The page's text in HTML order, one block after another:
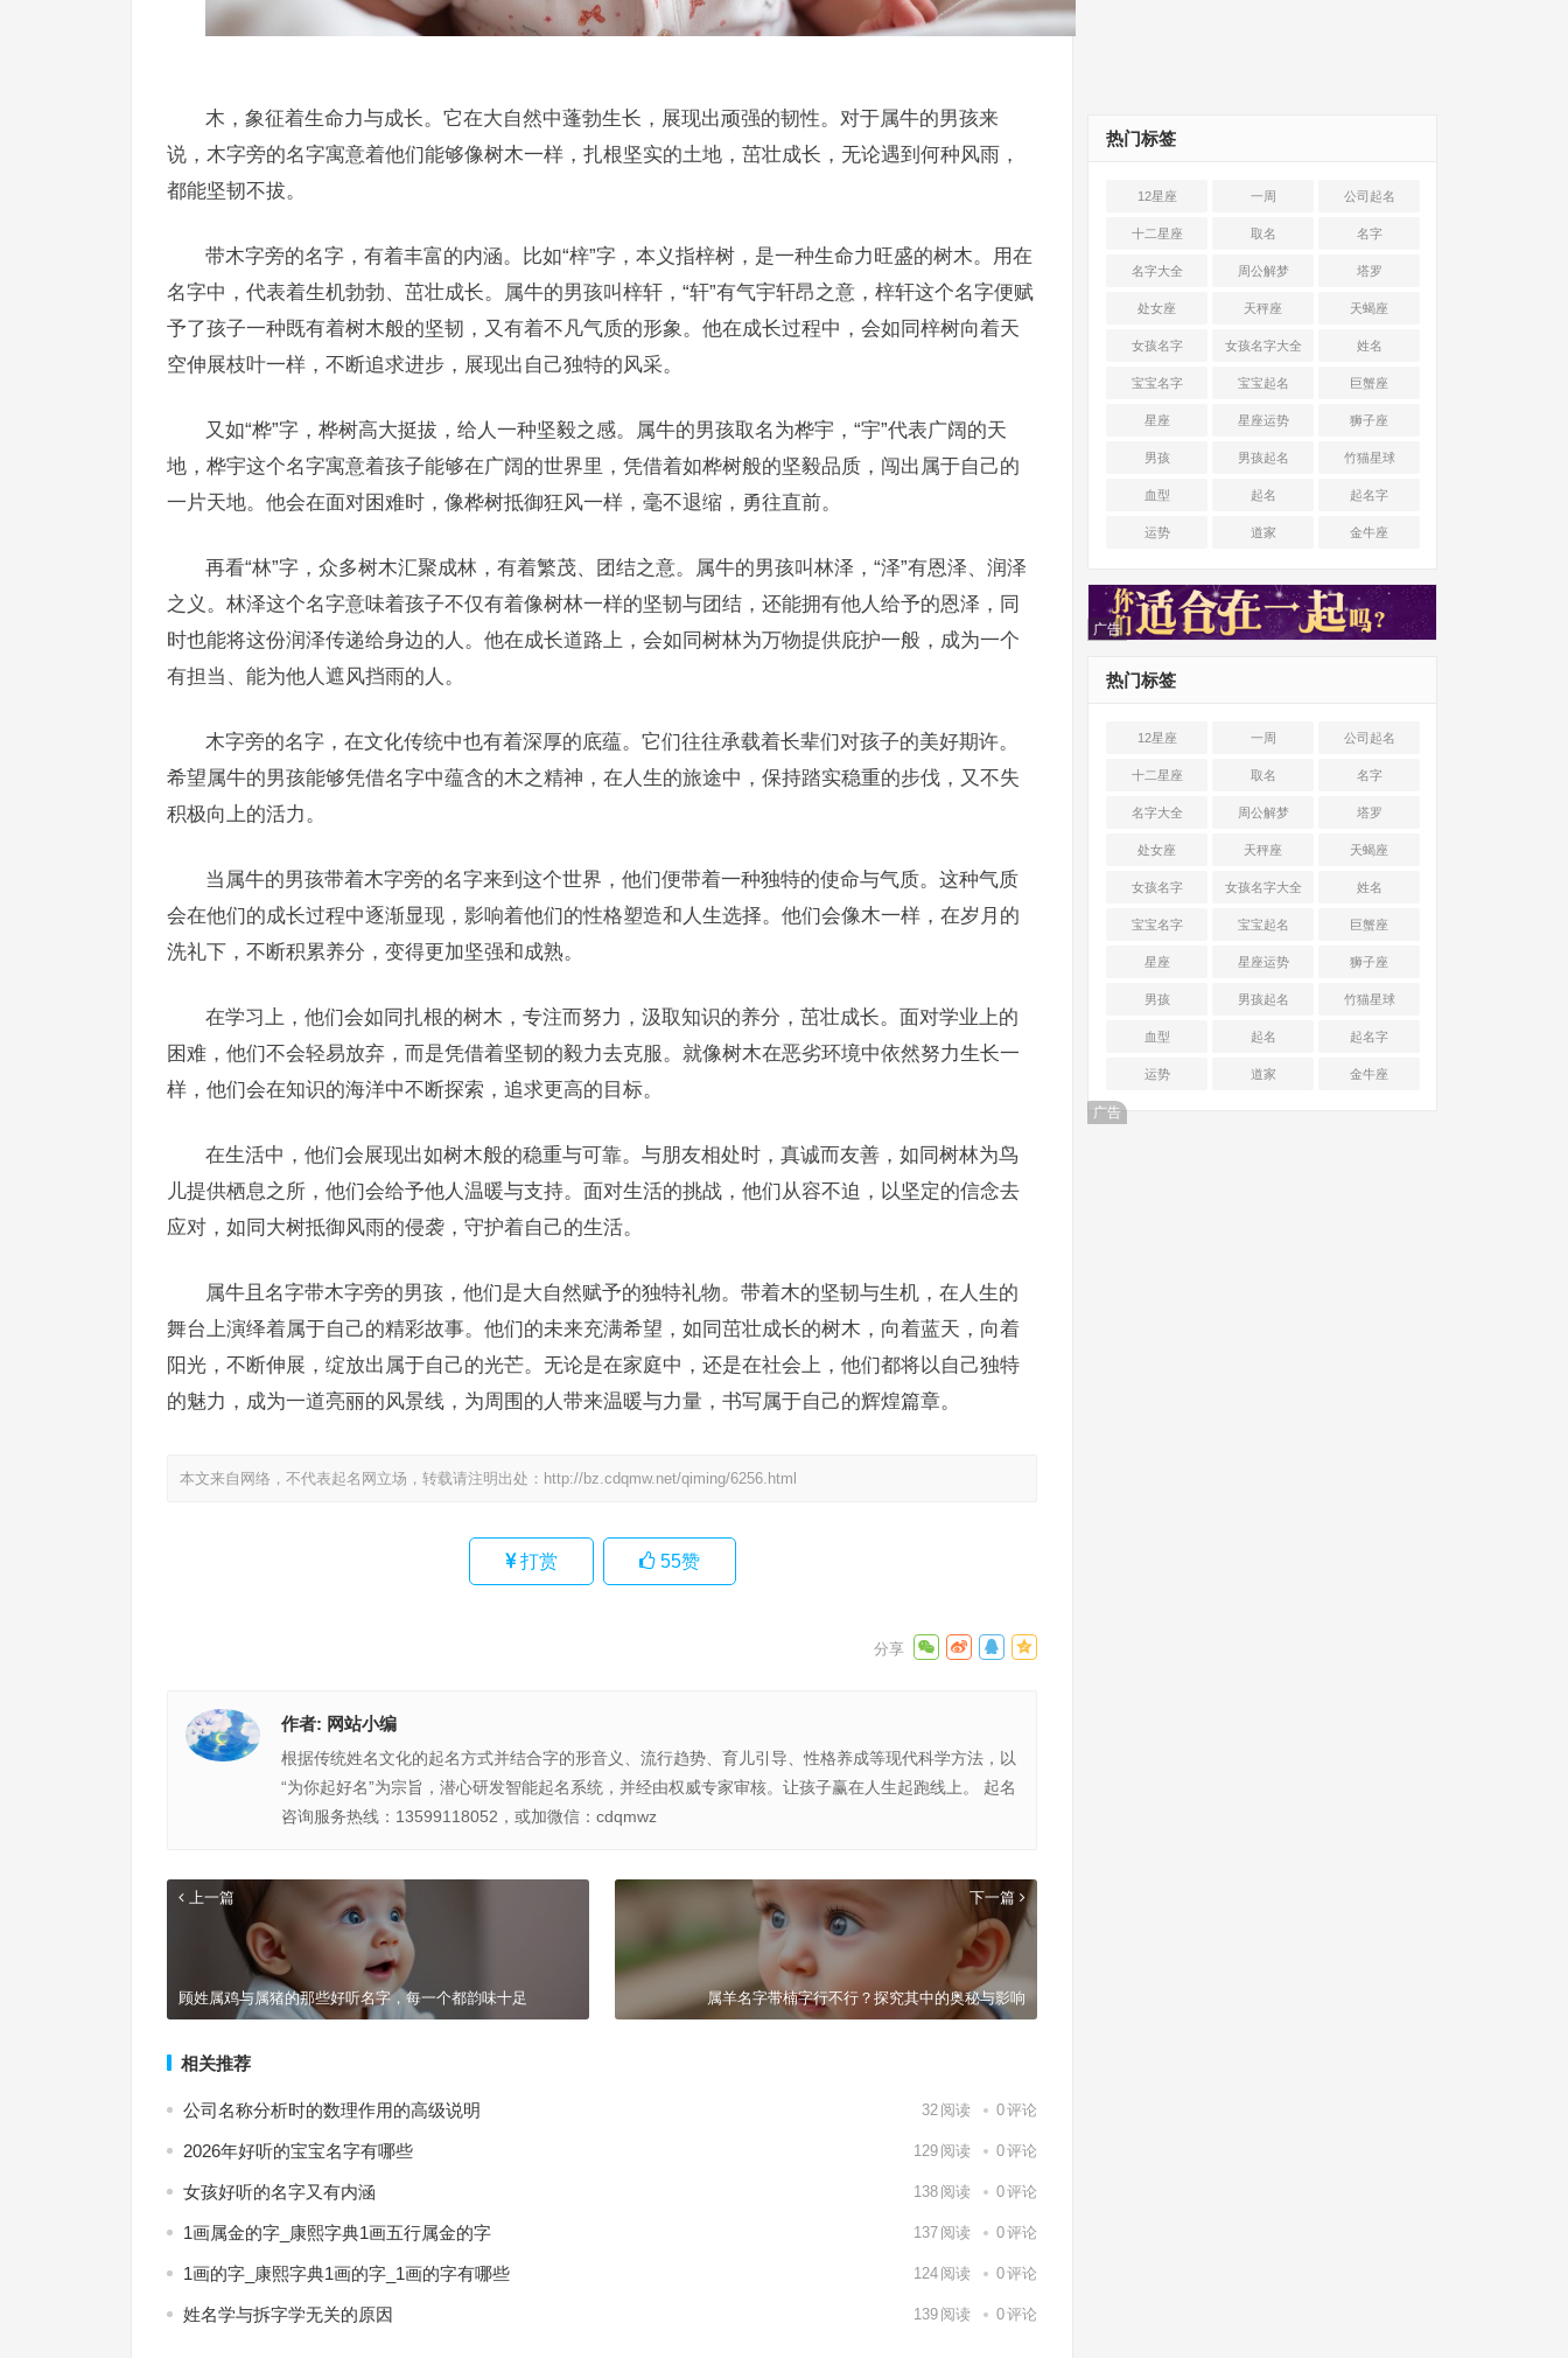
木，象征着生命力与成长。它在大自然中蓬勃生长，展现出顽强的韧性。对于属牛的男孩来
说，木字旁的名字寓意着他们能够像树木一样，扎根坚实的土地，茁壮成长，无论遇到何种风雨，
都能坚韧不拔。
带木字旁的名字，有着丰富的内涵。比如“梓”字，本义指梓树，是一种生命力旺盛的树木。用在
名字中，代表着生机勃勃、茁壮成长。属牛的男孩叫梓轩，“轩”有气宇轩昂之意，梓轩这个名字便赋
予了孩子一种既有着树木般的坚韧，又有着不凡气质的形象。他在成长过程中，会如同梓树向着天
空伸展枝叶一样，不断追求进步，展现出自己独特的风采。
又如“桦”字，桦树高大挺拔，给人一种坚毅之感。属牛的男孩取名为桦宇，“宇”代表广阔的天
地，桦宇这个名字寓意着孩子能够在广阔的世界里，凭借着如桦树般的坚毅品质，闯出属于自己的
一片天地。他会在面对困难时，像桦树抵御狂风一样，毫不退缩，勇往直前。
再看“林”字，众多树木汇聚成林，有着繁茂、团结之意。属牛的男孩叫林泽，“泽”有恩泽、润泽
之义。林泽这个名字意味着孩子不仅有着像树林一样的坚韧与团结，还能拥有他人给予的恩泽，同
时也能将这份润泽传递给身边的人。他在成长道路上，会如同树林为万物提供庇护一般，成为一个
有担当、能为他人遮风挡雨的人。
木字旁的名字，在文化传统中也有着深厚的底蕴。它们往往承载着长辈们对孩子的美好期许。
希望属牛的男孩能够凭借名字中蕴含的木之精神，在人生的旅途中，保持踏实稳重的步伐，又不失
积极向上的活力。
当属牛的男孩带着木字旁的名字来到这个世界，他们便带着一种独特的使命与气质。这种气质
会在他们的成长过程中逐渐显现，影响着他们的性格塑造和人生选择。他们会像木一样，在岁月的
洗礼下，不断积累养分，变得更加坚强和成熟。
在学习上，他们会如同扎根的树木，专注而努力，汲取知识的养分，茁壮成长。面对学业上的
困难，他们不会轻易放弃，而是凭借着坚韧的毅力去克服。就像树木在恶劣环境中依然努力生长一
样，他们会在知识的海洋中不断探索，追求更高的目标。
在生活中，他们会展现出如树木般的稳重与可靠。与朋友相处时，真诚而友善，如同树林为鸟
儿提供栖息之所，他们会给予他人温暖与支持。面对生活的挑战，他们从容不迫，以坚定的信念去
应对，如同大树抵御风雨的侵袭，守护着自己的生活。
属牛且名字带木字旁的男孩，他们是大自然赋予的独特礼物。带着木的坚韧与生机，在人生的
舞台上演绎着属于自己的精彩故事。他们的未来充满希望，如同茁壮成长的树木，向着蓝天，向着
阳光，不断伸展，绽放出属于自己的光芒。无论是在家庭中，还是在社会上，他们都将以自己独特
的魅力，成为一道亮丽的风景线，为周围的人带来温暖与力量，书写属于自己的辉煌篇章。
本文来自网络，不代表起名网立场，转载请注明出处： http://bz.cdqmw.net/qiming/6256.html
打赏 55赞
作者: 网站小编
根据传统姓名文化的起名方式并结合字的形音义、流行趋势、育儿引导、性格养成等现代科学方法，以
“为你起好名”为宗旨，潜心研发智能起名系统，并经由权威专家审核。让孩子赢在人生起跑线上。 起名
咨询服务热线：13599118052，或加微信：cdqmwz
上一篇
顾姓属鸡与属猪的那些好听名字，每一个都韵味十足
下一篇
属羊名字带楠字行不行？探究其中的奥秘与影响
相关推荐
公司名称分析时的数理作用的高级说明 32 阅读 0评论
2026年好听的宝宝名字有哪些 129 阅读 0评论
女孩好听的名字又有内涵 138 阅读 0评论
1画属金的字_康熙字典1画五行属金的字 137 阅读 0评论
1画的字_康熙字典1画的字_1画的字有哪些 124 阅读 0评论
姓名学与拆字学无关的原因 139 阅读 0评论
热门标签
12星座 一周 公司起名
十二星座 取名 名字
名字大全 周公解梦 塔罗
处女座 天秤座 天蝎座
女孩名字 女孩名字大全 姓名
宝宝名字 宝宝起名 巨蟹座
星座 星座运势 狮子座
男孩 男孩起名 竹猫星球
血型 起名 起名字
运势 道家 金牛座
广告
热门标签
12星座 一周 公司起名
十二星座 取名 名字
名字大全 周公解梦 塔罗
处女座 天秤座 天蝎座
女孩名字 女孩名字大全 姓名
宝宝名字 宝宝起名 巨蟹座
星座 星座运势 狮子座
男孩 男孩起名 竹猫星球
血型 起名 起名字
运势 道家 金牛座
广告